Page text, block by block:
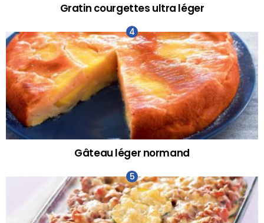
Gratin courgettes ultra léger
Gâteau léger normand